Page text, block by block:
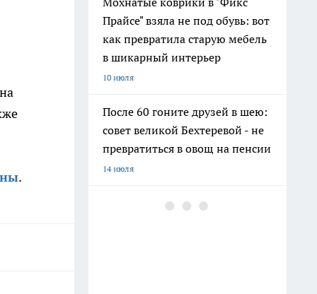
.
Прайсе" взяла не под обувь: вот
как превратила старую мебель
в шикарный интерьер
10 июля
После 60 гоните друзей в шею:
совет великой Бехтеревой - не
превратиться в овощ на пенсии
14 июля
Гигант с нежной душой: как